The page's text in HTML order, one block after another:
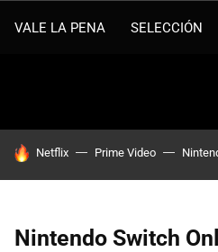
VALE LA PENA SELECCIÓN
HOY SE HABLA DE
Netflix Prime Video
Nintendo Switch